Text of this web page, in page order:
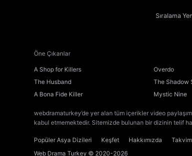
Sıralama
Öne Çıkanlar
A Shop for Killers Overdo
The Husband
The Shadow
A Bona Fide Killer
Mystic Nine
webdramaturkey’de yer alan tüm içerikler video
kabul etmemektedir. Sitemizde bulunan bir dizinin telif
Popüler Asya Dizileri Keşfet Hakkımızda Takvim
Web Drama Turkey © 2020-2026